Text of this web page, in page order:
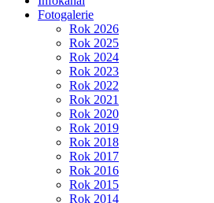
Fotogalerie
Rok 2026
Rok 2025
Rok 2024
Rok 2023
Rok 2022
Rok 2021
Rok 2020
Rok 2019
Rok 2018
Rok 2017
Rok 2016
Rok 2015
Rok 2014